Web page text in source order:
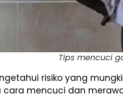
Tips mencuci
risiko yang
mencuci dan